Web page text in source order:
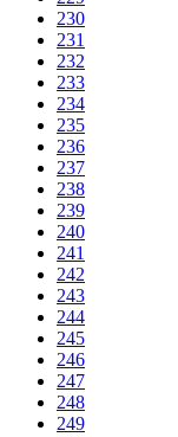
230
231
232
233
234
235
236
237
238
239
240
241
242
243
244
245
246
247
248
249